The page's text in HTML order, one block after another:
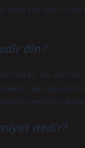
ikinci yedi harfli cevabı
din?
olduğu, hali, durumu,
İlahi rahmetin
kevserlerin en
nedir?